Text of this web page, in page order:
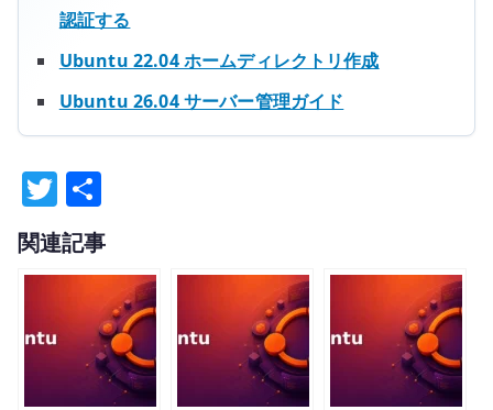
認証する
Ubuntu 22.04 ホームディレクトリ作成
Ubuntu 26.04 サーバー管理ガイド
T
w
it
r
有
関連記事